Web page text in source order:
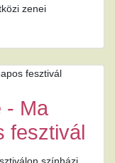
zenei
- Ma
fesztivál